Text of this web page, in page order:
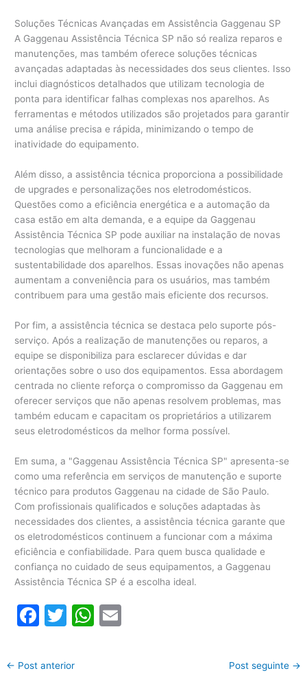
Soluções Técnicas Avançadas em Assistência Gaggenau SP
A Gaggenau Assistência Técnica SP não só realiza reparos e
manutenções, mas também oferece soluções técnicas
avançadas adaptadas às necessidades dos seus clientes. Isso
inclui diagnósticos detalhados que utilizam tecnologia de
ponta para identificar falhas complexas nos aparelhos. As
ferramentas e métodos utilizados são projetados para garantir
uma análise precisa e rápida, minimizando o tempo de
inatividade do equipamento.
Além disso, a assistência técnica proporciona a possibilidade
de upgrades e personalizações nos eletrodomésticos.
Questões como a eficiência energética e a automação da
casa estão em alta demanda, e a equipe da Gaggenau
Assistência Técnica SP pode auxiliar na instalação de novas
tecnologias que melhoram a funcionalidade e a
sustentabilidade dos aparelhos. Essas inovações não apenas
aumentam a conveniência para os usuários, mas também
contribuem para uma gestão mais eficiente dos recursos.
Por fim, a assistência técnica se destaca pelo suporte pós-
serviço. Após a realização de manutenções ou reparos, a
equipe se disponibiliza para esclarecer dúvidas e dar
orientações sobre o uso dos equipamentos. Essa abordagem
centrada no cliente reforça o compromisso da Gaggenau em
oferecer serviços que não apenas resolvem problemas, mas
também educam e capacitam os proprietários a utilizarem
seus eletrodomésticos da melhor forma possível.
Em suma, a "Gaggenau Assistência Técnica SP" apresenta-se
como uma referência em serviços de manutenção e suporte
técnico para produtos Gaggenau na cidade de São Paulo.
Com profissionais qualificados e soluções adaptadas às
necessidades dos clientes, a assistência técnica garante que
os eletrodomésticos continuem a funcionar com a máxima
eficiência e confiabilidade. Para quem busca qualidade e
confiança no cuidado de seus equipamentos, a Gaggenau
Assistência Técnica SP é a escolha ideal.
F
c
T
itt
W
← Post anterior Post seguinte →